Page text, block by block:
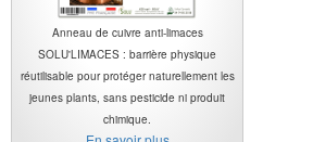
Anneau de cuivre anti-limaces
SOLU'LIMACES : barrière physique
réutilisable pour protéger naturellement les
jeunes plants, sans pesticide ni produit
chimique.